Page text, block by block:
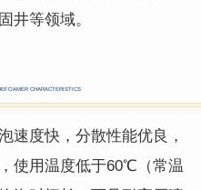
井等领域。
CHARACTERISTICS
度快，分散性能优良，
使用温度低于60℃（常温